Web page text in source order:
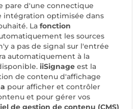
pare d'une connectique
intégration optimisée dans
La fonction
les sources
a pas de signal sur l'entrée
automatiquement à la
iiSignage est la
de contenu d'affichage
pour afficher et contrôler
et pour gérer vos
de gestion de contenu (CMS)